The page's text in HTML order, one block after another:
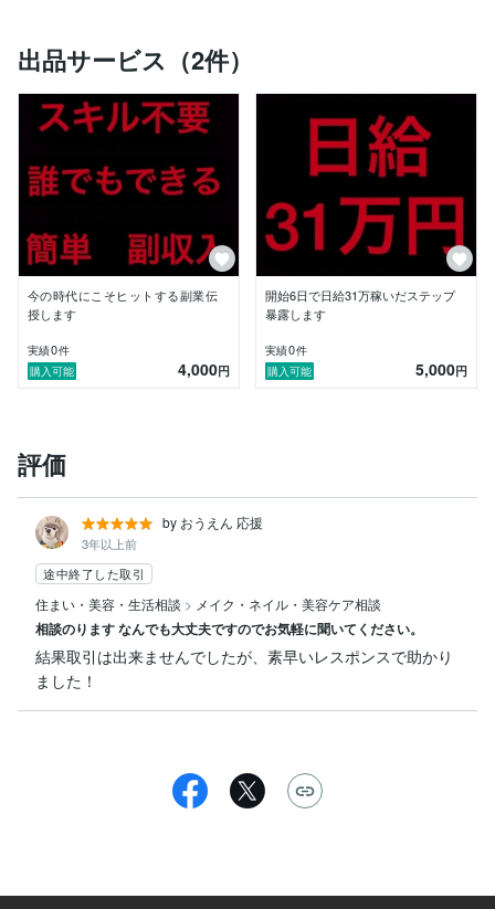
出品サービス（2件）
今の時代にこそヒットする副業伝
授します
実績0件
購入可能
4,000円
開始6日で日給31万稼いだステップ
暴露します
実績0件
購入可能
5,000円
評価
by おうえん 応援
3年以上前
途中終了した取引
住まい・美容・生活相談 > メイク・ネイル・美容ケア相談
相談のります なんでも大丈夫ですのでお気軽に聞いてください。
結果取引は出来ませんでしたが、素早いレスポンスで助かり
ました！